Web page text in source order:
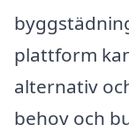
plattform
alternativ
behov och